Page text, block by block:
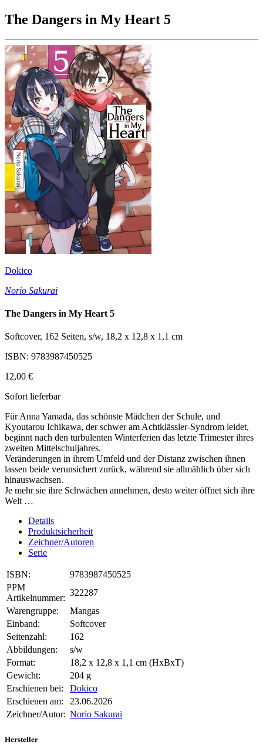
The Dangers in My Heart 5
Dokico
Norio Sakurai
The Dangers in My Heart 5
Softcover, 162 Seiten, s/w, 18,2 x 12,8 x 1,1 cm
ISBN: 9783987450525
12,00 €
Sofort lieferbar
Für Anna Yamada, das schönste Mädchen der Schule, und
Kyoutarou Ichikawa, der schwer am Achtklässler-Syndrom leidet,
beginnt nach den turbulenten Winterferien das letzte Trimester ihres
zweiten Mittelschuljahres.
Veränderungen in ihrem Umfeld und der Distanz zwischen ihnen
lassen beide verunsichert zurück, während sie allmählich über sich
hinauswachsen.
Je mehr sie ihre Schwächen annehmen, desto weiter öffnet sich ihre
Welt …
Details
Produktsicherheit
Zeichner/Autoren
Serie
ISBN:
9783987450525
PPM
Artikelnummer:
322287
Warengruppe:
Mangas
Einband:
Softcover
Seitenzahl:
162
Abbildungen:
s/w
Format:
18,2 x 12,8 x 1,1 cm (HxBxT)
Gewicht:
204 g
Erschienen bei:
Dokico
Erschienen am:
23.06.2026
Zeichner/Autor: Norio Sakurai
Hersteller